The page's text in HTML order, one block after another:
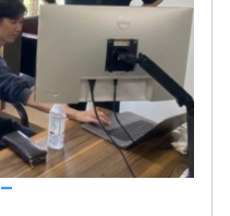
おける当社の独自の価値
輪で成長する環境
手企業向けに提供してい